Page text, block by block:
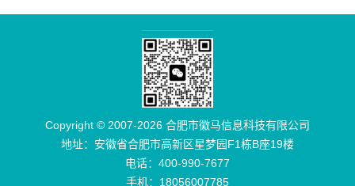
Copyright © 2007-2026 合肥市徽马信息科技有限公司
地址：安徽省合肥市高新区星梦园F1栋B座19楼
电话：400-990-7677
手机：18056007785